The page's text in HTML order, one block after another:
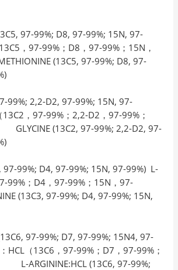
97-99%; D8, 97-99%; 15N, 97-
，97-99%；D8，97-99%；15N，
(13C5, 97-99%; D8, 97-
99%; 2,2-D2, 97-99%; 15N, 97-
，97-99%；2,2-D2，97-99%；
(13C2, 97-99%; 2,2-D2, 97-
97-99%; D4, 97-99%; 15N, 97-99%) L-
99%；D4，97-99%；15N，97-
(13C3, 97-99%; D4, 97-99%; 15N,
97-99%; D7, 97-99%; 15N4, 97-
（13C6，97-99%；D7，97-99%；
L-ARGININE:HCL (13C6, 97-99%;